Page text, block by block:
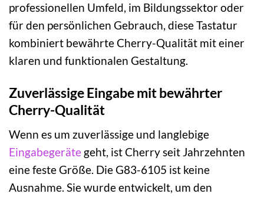
professionellen Umfeld, im Bildungssektor oder
für den persönlichen Gebrauch, diese Tastatur
kombiniert bewährte Cherry-Qualität mit einer
klaren und funktionalen Gestaltung.
Zuverlässige Eingabe mit bewährter
Cherry-Qualität
Wenn es um zuverlässige und langlebige
Eingabegeräte geht, ist Cherry seit Jahrzehnten
eine feste Größe. Die G83-6105 ist keine
Ausnahme. Sie wurde entwickelt, um den